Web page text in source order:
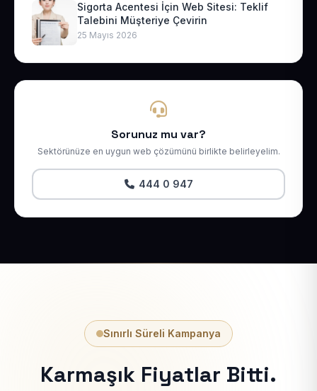
Sigorta Acentesi İçin Web Sitesi: Teklif
Talebini Müşteriye Çevirin
25 Mayıs 2026
Sorunuz mu var?
Sektörünüze en uygun web çözümünü birlikte belirleyelim.
444 0 947
Sınırlı Süreli Kampanya
Karmaşık Fiyatlar Bitti.